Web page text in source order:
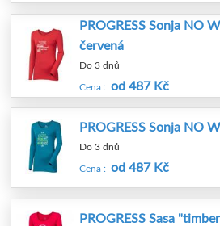
PROGRESS Sonja NO
červená
Do 3 dnů
Cena : od 487 Kč
PROGRESS Sonja NO
Do 3 dnů
Cena : od 487 Kč
PROGRESS Sasa